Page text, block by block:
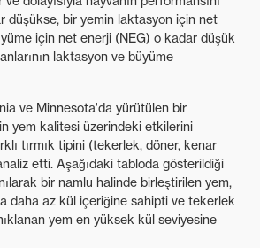
düşükse, bir yemin laktasyon için net
için net enerji (NEG) o kadar düşük
laktasyon ve büyüme
ve Minnesota'da yürütülen bir
yem kalitesi üzerindeki etkilerini
tırmık tipini (tekerlek, döner, kenar
etti. Aşağıdaki tabloda gösterildiği
bir namlu halinde birleştirilen yem,
daha az kül içeriğine sahipti ve tekerlek
yem en yüksek kül seviyesine